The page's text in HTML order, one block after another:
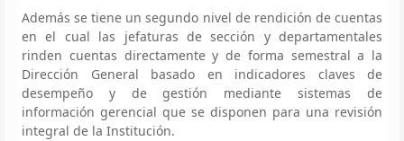
Además se tiene un segundo nivel de rendición de cuentas
en el cual las jefaturas de sección y departamentales
rinden cuentas directamente y de forma semestral a la
Dirección General basado en indicadores claves de
desempeño y de gestión mediante sistemas de
información gerencial que se disponen para una revisión
integral de la Institución.